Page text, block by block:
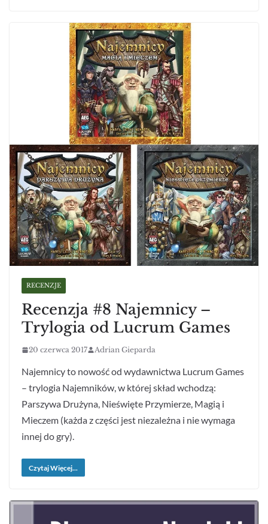
RECENZJE
Recenzja #8 Najemnicy –
Trylogia od Lucrum Games
20 czerwca 2017 Adrian Gieparda
Najemnicy to nowość od wydawnictwa Lucrum Games
– trylogia Najemników, w której skład wchodzą:
Parszywa Drużyna, Nieświęte Przymierze, Magią i
Mieczem (każda z części jest niezależna i nie wymaga
innej do gry).
Czytaj Więcej...